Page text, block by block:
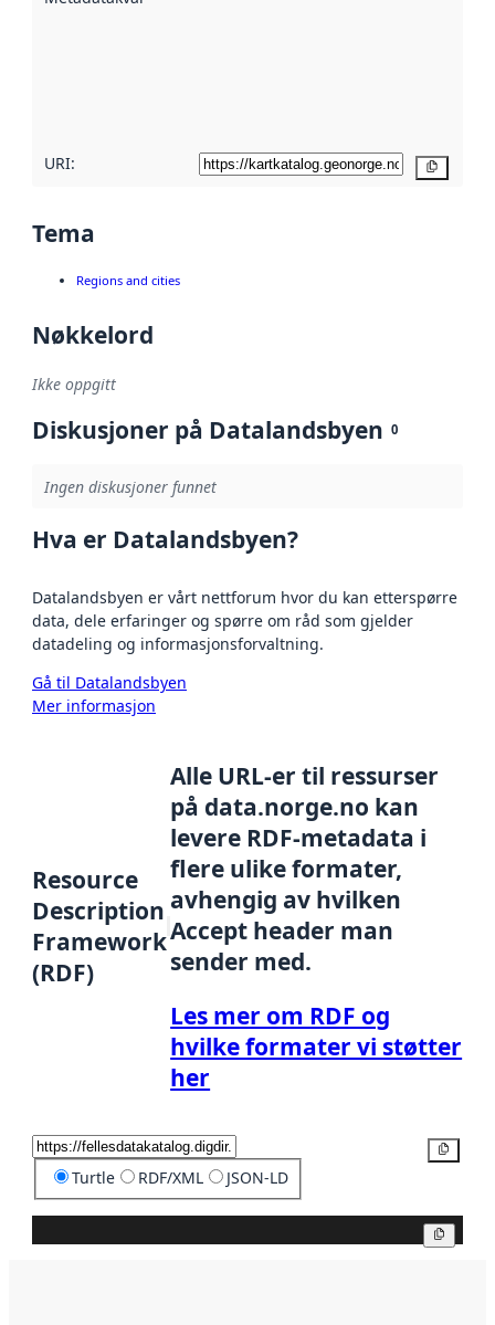
URI:
Tema
Regions and cities
Nøkkelord
Ikke oppgitt
Diskusjoner på Datalandsbyen 0
Ingen diskusjoner funnet
Hva er Datalandsbyen?
Datalandsbyen er vårt nettforum hvor du kan etterspørre
data, dele erfaringer og spørre om råd som gjelder
datadeling og informasjonsforvaltning.
Gå til Datalandsbyen
Mer informasjon
Resource
Description
Framework
(RDF)
Alle URL-er til ressurser
på data.norge.no kan
levere RDF-metadata i
flere ulike formater,
avhengig av hvilken
Accept header man
sender med.
Les mer om RDF og
hvilke formater vi støtter
her
Turtle RDF/XML JSON-LD